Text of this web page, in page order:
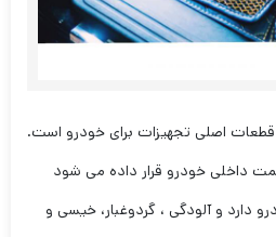
اصلی تجهیزات برای خودرو است.
داخلی خودرو قرار داده می شود
دارد و آلودگی ، گردوغبار، خیسی و